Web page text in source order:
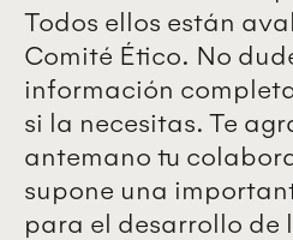
Todos ellos están
Comité Ético. No
información
si la necesitas. Te
antemano tu
supone una
para el desarrollo de